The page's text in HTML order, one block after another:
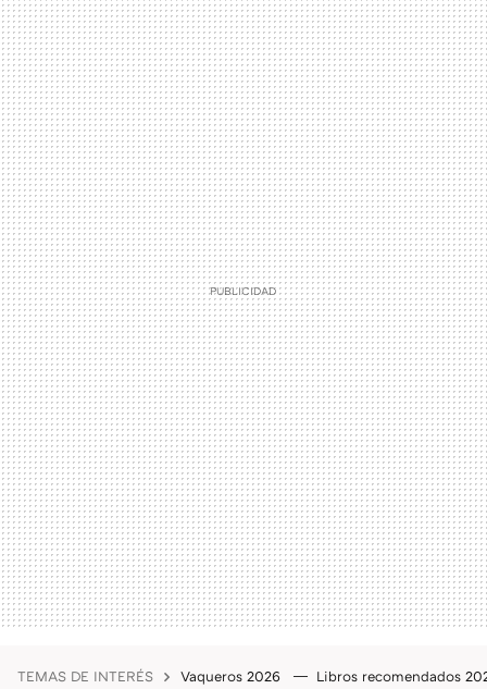
TEMAS DE INTERÉS Vaqueros 2026 Libros recomendados